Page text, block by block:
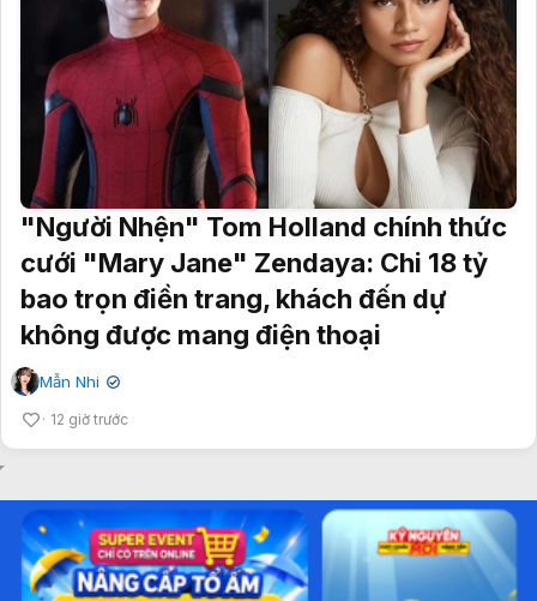
"Người Nhện" Tom Holland chính thức
cưới "Mary Jane" Zendaya: Chi 18 tỷ
bao trọn điền trang, khách đến dự
không được mang điện thoại
Mẫn Nhi ✔
12 giờ trước